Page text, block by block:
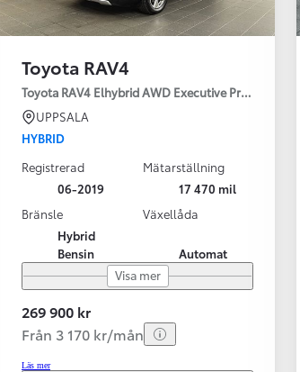
Toyota RAV4
Toyota RAV4 Elhybrid AWD Executive Premium
UPPSALA
HYBRID
Registrerad
06-2019
Mätarställning
17 470 mil
Bränsle
Hybrid
Bensin
Växellåda
Automat
Visa mer
269 900 kr
Från 3 170 kr/mån
Läs mer